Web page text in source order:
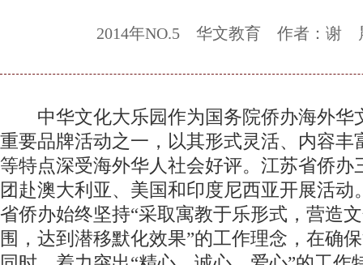
2014年NO.5 华文教育 作者：谢
中华文化大乐园作为国务院侨办海外华
重要品牌活动之一，以其形式灵活、内容丰
等特点深受海外华人社会好评。江苏省侨办
团赴澳大利亚、美国和印度尼西亚开展活动
省侨办始终坚持“采取寓教于乐形式，营造
围，达到潜移默化效果”的工作理念，在确